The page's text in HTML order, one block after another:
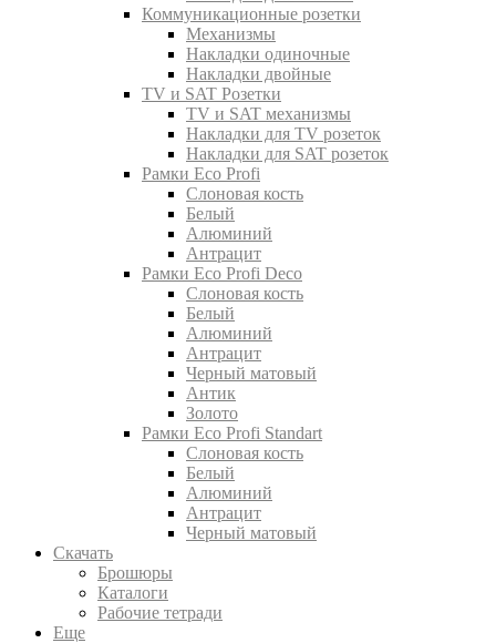
Коммуникационные розетки
Механизмы
Накладки одиночные
Накладки двойные
TV и SAT Розетки
TV и SAT механизмы
Накладки для TV розеток
Накладки для SAT розеток
Рамки Eco Profi
Слоновая кость
Белый
Алюминий
Антрацит
Рамки Eco Profi Deco
Слоновая кость
Белый
Алюминий
Антрацит
Черный матовый
Антик
Золото
Рамки Eco Profi Standart
Слоновая кость
Белый
Алюминий
Антрацит
Черный матовый
Скачать
Брошюры
Каталоги
Рабочие тетради
Еще